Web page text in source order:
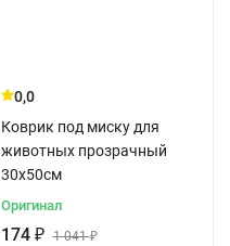
0,0
Коврик под миску для
животных прозрачный
30x50см
Оригинал
174 ₽ 1 041₽